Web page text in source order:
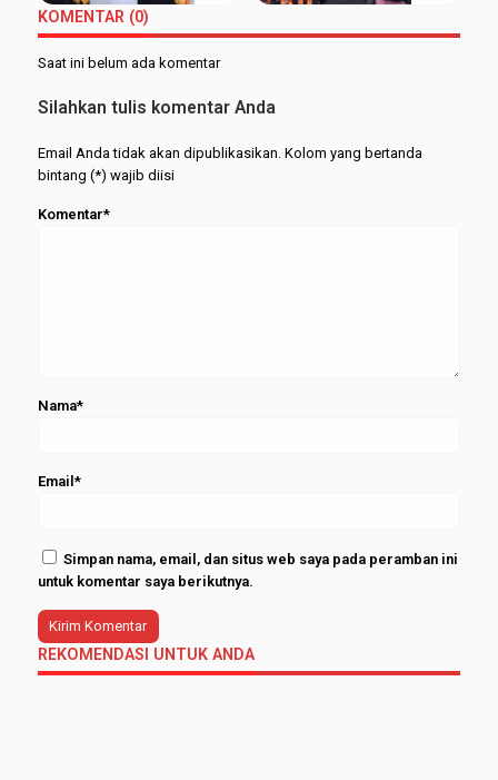
2026
Aji Raih
FEBI
KOMENTAR (0)
Saat ini belum ada komentar
Silahkan tulis komentar Anda
Email Anda tidak akan dipublikasikan. Kolom yang bertanda
bintang (*) wajib diisi
Komentar*
Nama*
Email*
Simpan nama, email, dan situs web saya pada peramban ini
untuk komentar saya berikutnya.
REKOMENDASI UNTUK ANDA